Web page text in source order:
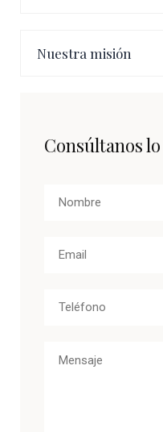
Nuestra misión
Consúltanos